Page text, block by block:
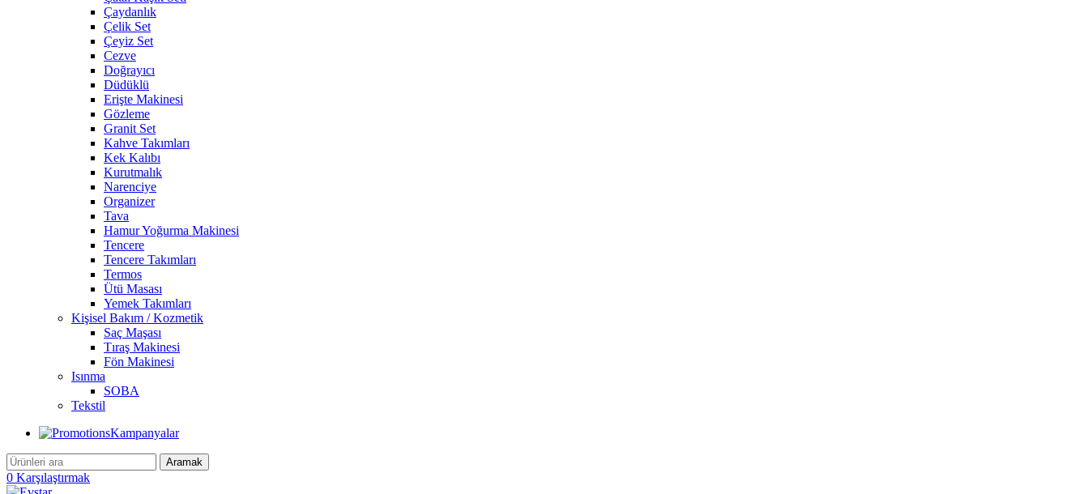
Çaydanlık
Çelik Set
Çeyiz Set
Cezve
Doğrayıcı
Düdüklü
Erişte Makinesi
Gözleme
Granit Set
Kahve Takımları
Kek Kalıbı
Kurutmalık
Narenciye
Organizer
Tava
Hamur Yoğurma Makinesi
Tencere
Tencere Takımları
Termos
Ütü Masası
Yemek Takımları
Kişisel Bakım / Kozmetik
Saç Maşası
Tıraş Makinesi
Fön Makinesi
Isınma
SOBA
Tekstil
Kampanyalar
Aramak
0 Karşılaştırmak